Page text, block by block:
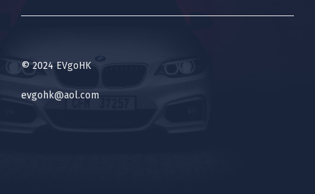
© 2024 EVgoHK
evgohk@aol.com